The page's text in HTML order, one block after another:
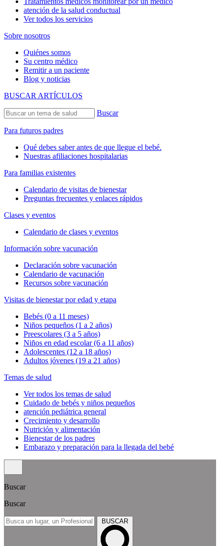
atención de la salud conductual
Ver todos los servicios
Sobre nosotros
Quiénes somos
Su centro médico
Remitir a un paciente
Blog y noticias
BUSCAR ARTÍCULOS
Buscar
Para futuros padres
Qué debes saber antes de que llegue el bebé.
Nuestras afiliaciones hospitalarias
Para familias existentes
Calendario de visitas de bienestar
Preguntas frecuentes y enlaces rápidos
Clases y eventos
Calendario de clases y eventos
Información sobre vacunación
Declaración sobre vacunación
Calendario de vacunación
Recursos sobre vacunación
Visitas de bienestar por edad y etapa
Bebés (0 a 11 meses)
Niños pequeños (1 a 2 años)
Preescolares (3 a 5 años)
Niños en edad escolar (6 a 11 años)
Adolescentes (12 a 18 años)
Adultos jóvenes (19 a 21 años)
Temas de salud
Ver todos los temas de salud
Cuidado de bebés y niños pequeños
atención pediátrica general
Crecimiento y desarrollo
Nutrición y alimentación
Bienestar de los padres
Embarazo y preparación para la llegada del bebé
Buscar
Buscar
BUSCAR